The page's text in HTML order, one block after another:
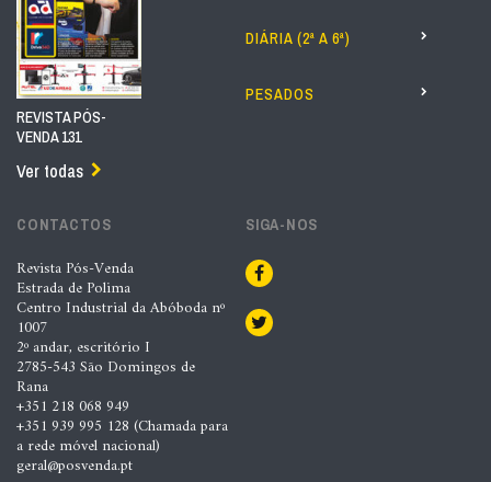
REVISTA PÓS-
VENDA 131
Ver todas
DIÁRIA (2ª A 6ª)
PESADOS
CONTACTOS
Revista Pós-Venda
Estrada de Polima
Centro Industrial da Abóboda nº
1007
2º andar, escritório I
2785-543 São Domingos de
Rana
+351 218 068 949
+351 939 995 128 (Chamada para
a rede móvel nacional)
geral@posvenda.pt
SIGA-NOS